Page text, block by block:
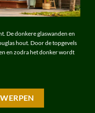
De donkere glaswanden en
hout. Door de topgevels
en zodra het donker wordt